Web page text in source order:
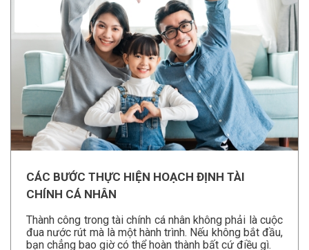
CÁC BƯỚC THỰC HIỆN HOẠCH ĐỊNH TÀI
CHÍNH CÁ NHÂN
Thành công trong tài chính cá nhân không phải là cuộc
đua nước rút mà là một hành trình. Nếu không bắt đầu,
bạn chẳng bao giờ có thể hoàn thành bất cứ điều gì.